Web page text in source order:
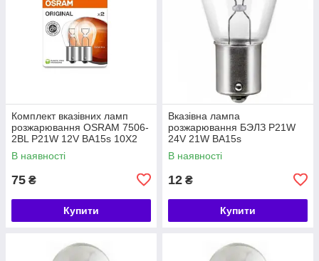
Комплект вказівних ламп
розжарювання OSRAM 7506-
2BL P21W 12V BA15s 10X2
В наявності
75 ₴
Купити
Вказівна лампа
розжарювання БЭЛЗ P21W
24V 21W BA15s
В наявності
12 ₴
Купити